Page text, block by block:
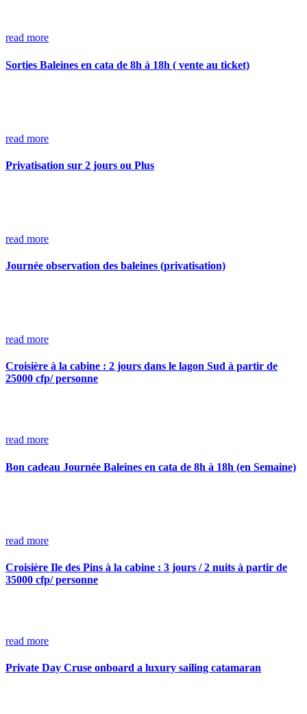
read more
Sorties Baleines en cata de 8h à 18h ( vente au ticket)
read more
Privatisation sur 2 jours ou Plus
read more
Journée observation des baleines (privatisation)
read more
Croisière à la cabine : 2 jours dans le lagon Sud à partir de
25000 cfp/ personne
read more
Bon cadeau Journée Baleines en cata de 8h à 18h (en Semaine)
read more
Croisière Ile des Pins à la cabine : 3 jours / 2 nuits à partir de
35000 cfp/ personne
read more
Private Day Cruse onboard a luxury sailing catamaran